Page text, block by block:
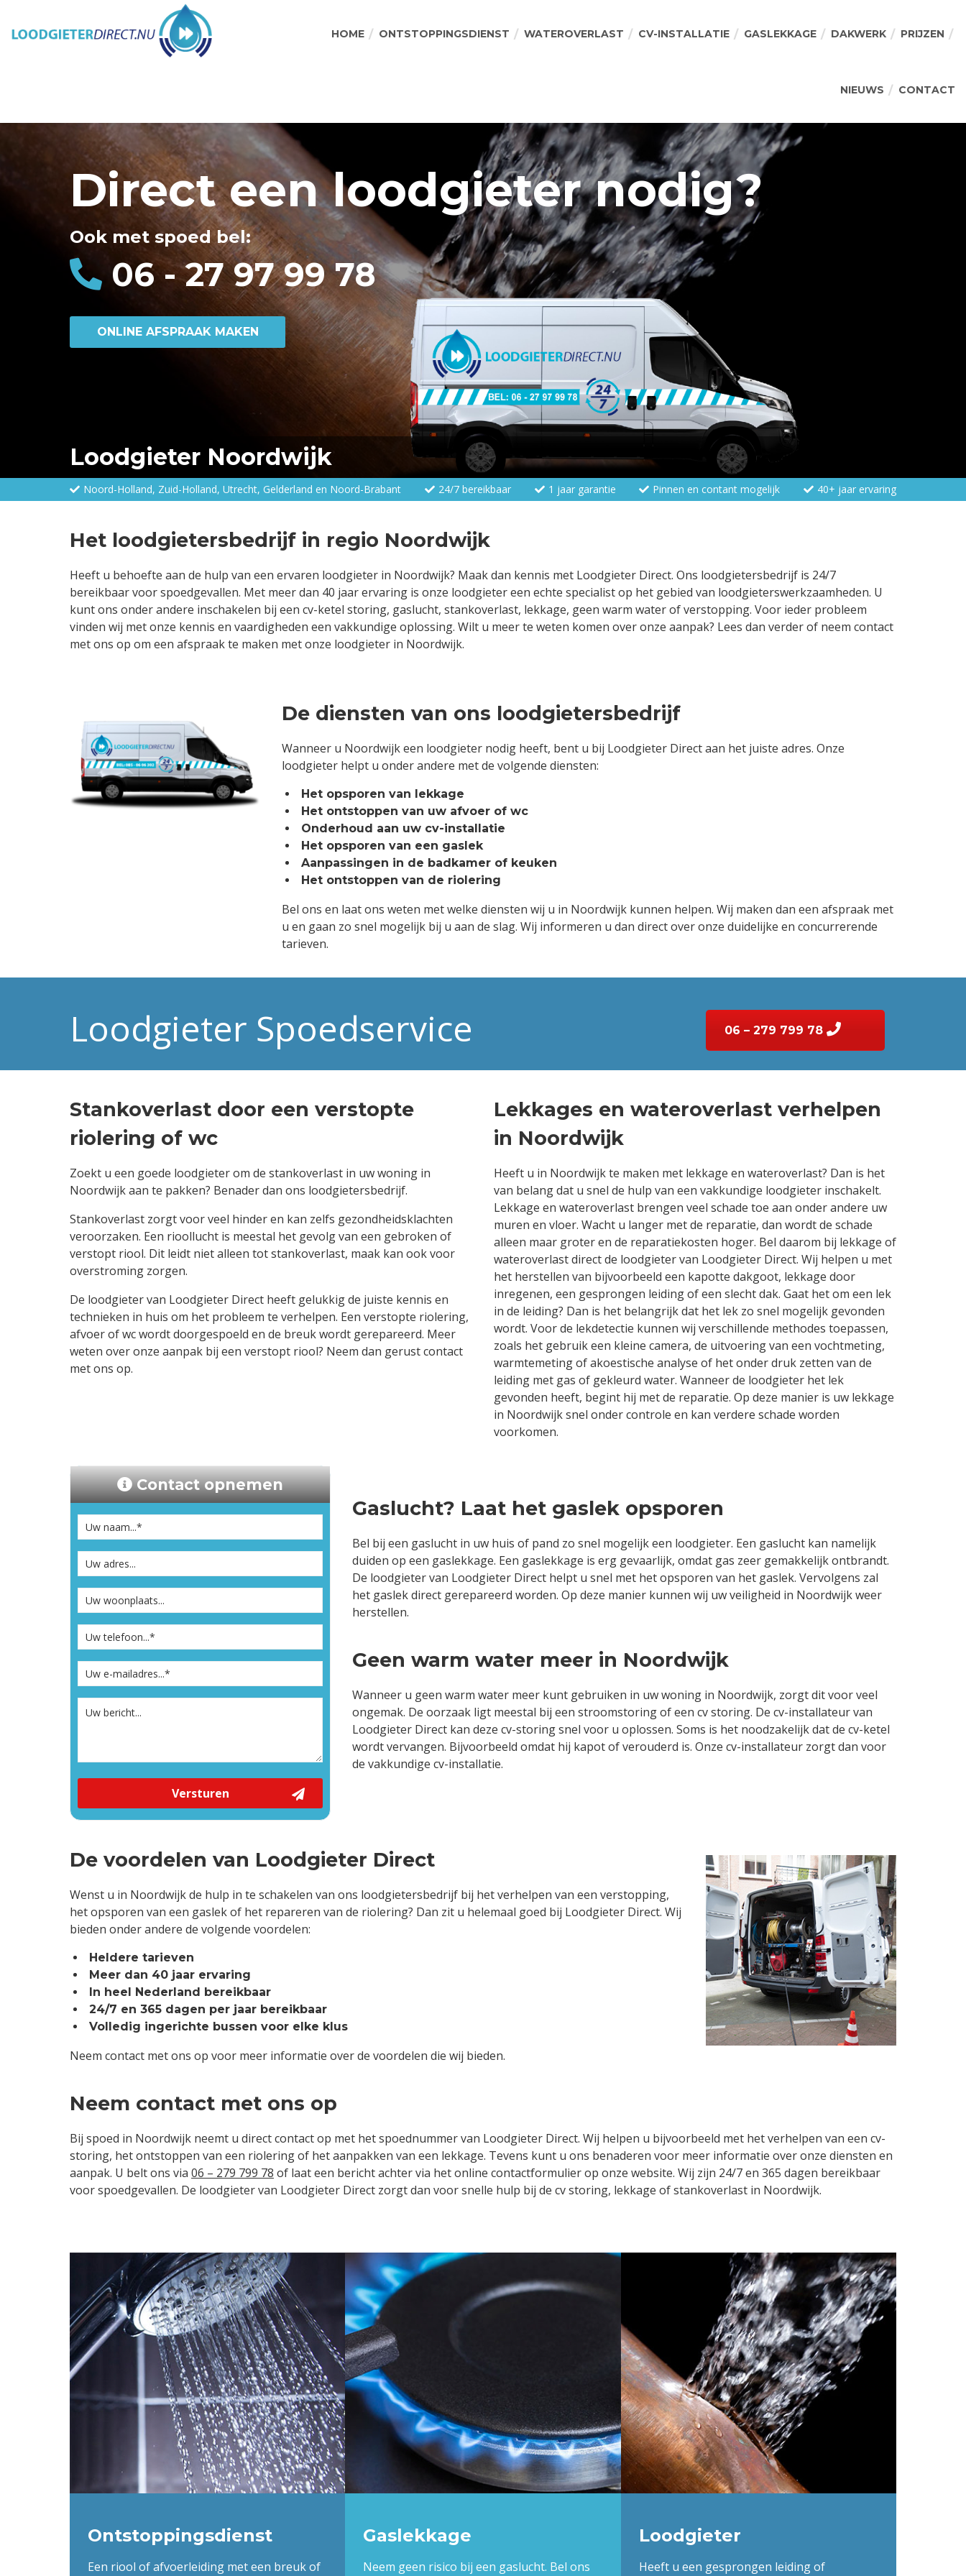
HOME ONTSTOPPINGSDIENST WATEROVERLAST CV-INSTALLATIE GASLEKKAGE DAKWERK PRIJZEN
NIEUWS CONTACT
Direct een loodgieter nodig?
Ook met spoed bel:
06 - 27 97 99 78
ONLINE AFSPRAAK MAKEN
Loodgieter Noordwijk
Noord-Holland, Zuid-Holland, Utrecht, Gelderland en Noord-Brabant 24/7 bereikbaar 1 jaar garantie Pinnen en contant mogelijk 40+ jaar ervaring
Het loodgietersbedrijf in regio Noordwijk
Heeft u behoefte aan de hulp van een ervaren loodgieter in Noordwijk? Maak dan kennis met Loodgieter Direct. Ons loodgietersbedrijf is 24/7
bereikbaar voor spoedgevallen. Met meer dan 40 jaar ervaring is onze loodgieter een echte specialist op het gebied van loodgieterswerkzaamheden. U
kunt ons onder andere inschakelen bij een cv-ketel storing, gaslucht, stankoverlast, lekkage, geen warm water of verstopping. Voor ieder probleem
vinden wij met onze kennis en vaardigheden een vakkundige oplossing. Wilt u meer te weten komen over onze aanpak? Lees dan verder of neem contact
met ons op om een afspraak te maken met onze loodgieter in Noordwijk.
De diensten van ons loodgietersbedrijf
Wanneer u Noordwijk een loodgieter nodig heeft, bent u bij Loodgieter Direct aan het juiste adres. Onze
loodgieter helpt u onder andere met de volgende diensten:
Het opsporen van lekkage
Het ontstoppen van uw afvoer of wc
Onderhoud aan uw cv-installatie
Het opsporen van een gaslek
Aanpassingen in de badkamer of keuken
Het ontstoppen van de riolering
Bel ons en laat ons weten met welke diensten wij u in Noordwijk kunnen helpen. Wij maken dan een afspraak met
u en gaan zo snel mogelijk bij u aan de slag. Wij informeren u dan direct over onze duidelijke en concurrerende
tarieven.
Loodgieter Spoedservice 06 – 279 799 78
Stankoverlast door een verstopte
riolering of wc
Zoekt u een goede loodgieter om de stankoverlast in uw woning in
Noordwijk aan te pakken? Benader dan ons loodgietersbedrijf.
Stankoverlast zorgt voor veel hinder en kan zelfs gezondheidsklachten
veroorzaken. Een rioollucht is meestal het gevolg van een gebroken of
verstopt riool. Dit leidt niet alleen tot stankoverlast, maak kan ook voor
overstroming zorgen.
De loodgieter van Loodgieter Direct heeft gelukkig de juiste kennis en
technieken in huis om het probleem te verhelpen. Een verstopte riolering,
afvoer of wc wordt doorgespoeld en de breuk wordt gerepareerd. Meer
weten over onze aanpak bij een verstopt riool? Neem dan gerust contact
met ons op.
Lekkages en wateroverlast verhelpen
in Noordwijk
Heeft u in Noordwijk te maken met lekkage en wateroverlast? Dan is het
van belang dat u snel de hulp van een vakkundige loodgieter inschakelt.
Lekkage en wateroverlast brengen veel schade toe aan onder andere uw
muren en vloer. Wacht u langer met de reparatie, dan wordt de schade
alleen maar groter en de reparatiekosten hoger. Bel daarom bij lekkage of
wateroverlast direct de loodgieter van Loodgieter Direct. Wij helpen u met
het herstellen van bijvoorbeeld een kapotte dakgoot, lekkage door
inregenen, een gesprongen leiding of een slecht dak. Gaat het om een lek
in de leiding? Dan is het belangrijk dat het lek zo snel mogelijk gevonden
wordt. Voor de lekdetectie kunnen wij verschillende methodes toepassen,
zoals het gebruik een kleine camera, de uitvoering van een vochtmeting,
warmtemeting of akoestische analyse of het onder druk zetten van de
leiding met gas of gekleurd water. Wanneer de loodgieter het lek
gevonden heeft, begint hij met de reparatie. Op deze manier is uw lekkage
in Noordwijk snel onder controle en kan verdere schade worden
voorkomen.
Contact opnemen
Versturen
Gaslucht? Laat het gaslek opsporen
Bel bij een gaslucht in uw huis of pand zo snel mogelijk een loodgieter. Een gaslucht kan namelijk
duiden op een gaslekkage. Een gaslekkage is erg gevaarlijk, omdat gas zeer gemakkelijk ontbrandt.
De loodgieter van Loodgieter Direct helpt u snel met het opsporen van het gaslek. Vervolgens zal
het gaslek direct gerepareerd worden. Op deze manier kunnen wij uw veiligheid in Noordwijk weer
herstellen.
Geen warm water meer in Noordwijk
Wanneer u geen warm water meer kunt gebruiken in uw woning in Noordwijk, zorgt dit voor veel
ongemak. De oorzaak ligt meestal bij een stroomstoring of een cv storing. De cv-installateur van
Loodgieter Direct kan deze cv-storing snel voor u oplossen. Soms is het noodzakelijk dat de cv-ketel
wordt vervangen. Bijvoorbeeld omdat hij kapot of verouderd is. Onze cv-installateur zorgt dan voor
de vakkundige cv-installatie.
De voordelen van Loodgieter Direct
Wenst u in Noordwijk de hulp in te schakelen van ons loodgietersbedrijf bij het verhelpen van een verstopping,
het opsporen van een gaslek of het repareren van de riolering? Dan zit u helemaal goed bij Loodgieter Direct. Wij
bieden onder andere de volgende voordelen:
Heldere tarieven
Meer dan 40 jaar ervaring
In heel Nederland bereikbaar
24/7 en 365 dagen per jaar bereikbaar
Volledig ingerichte bussen voor elke klus
Neem contact met ons op voor meer informatie over de voordelen die wij bieden.
Neem contact met ons op
Bij spoed in Noordwijk neemt u direct contact op met het spoednummer van Loodgieter Direct. Wij helpen u bijvoorbeeld met het verhelpen van een cv-
storing, het ontstoppen van een riolering of het aanpakken van een lekkage. Tevens kunt u ons benaderen voor meer informatie over onze diensten en
aanpak. U belt ons via 06 – 279 799 78 of laat een bericht achter via het online contactformulier op onze website. Wij zijn 24/7 en 365 dagen bereikbaar
voor spoedgevallen. De loodgieter van Loodgieter Direct zorgt dan voor snelle hulp bij de cv storing, lekkage of stankoverlast in Noordwijk.
Ontstoppingsdienst
Een riool of afvoerleiding met een breuk of
Gaslekkage
Neem geen risico bij een gaslucht. Bel ons
Loodgieter
Heeft u een gesprongen leiding of